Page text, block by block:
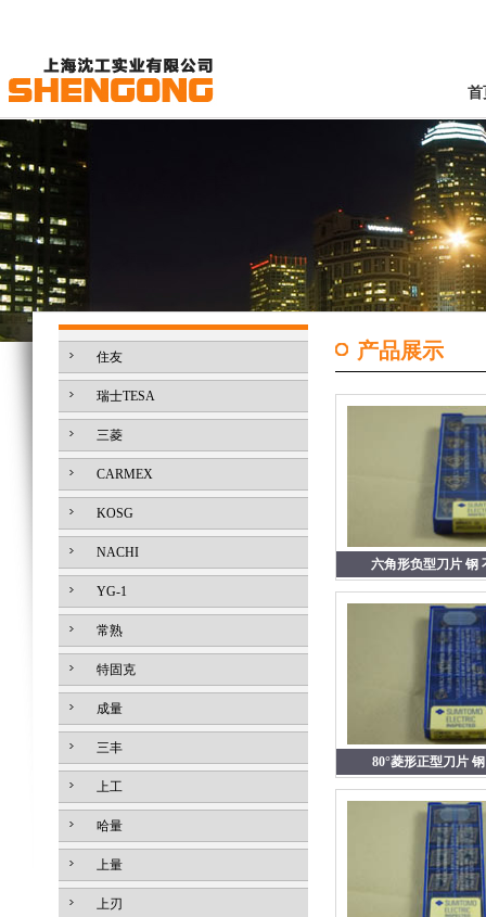
首
住友
瑞士TESA
三菱
CARMEX
KOSG
NACHI
YG-1
常熟
特固克
成量
三丰
上工
哈量
上量
上刃
产品展示
六角形负型刀片 钢
80°菱形正型刀片